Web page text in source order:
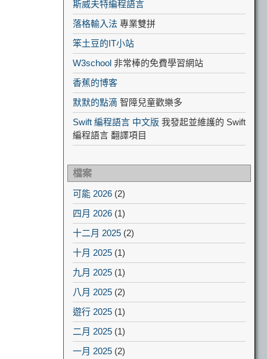
斯威夫特編程語言
落格輸入法 專業雙拼
笨土豆的IT小站
W3school 非常棒的免費學習網站
香蕉的博客
默默的點滴 智障兒童歡樂多
Swift 編程語言 中文版 我發起並維護的 Swift
編程語言 翻譯項目
檔案
可能 2026 (2)
四月 2026 (1)
十二月 2025 (2)
十月 2025 (1)
九月 2025 (1)
八月 2025 (2)
遊行 2025 (1)
二月 2025 (1)
一月 2025 (2)